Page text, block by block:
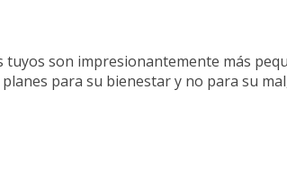
son impresionantemente más
para su bienestar y no para su